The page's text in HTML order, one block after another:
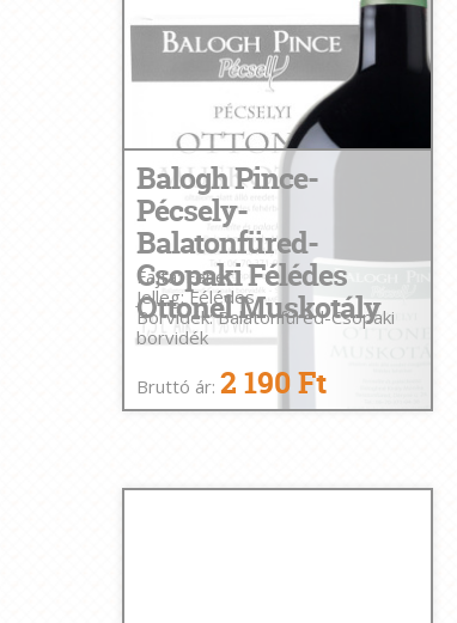
Balogh Pince-
Pécsely-
Balatonfüred-
Csopaki Félédes
Ottonel Muskotály
Fajta: Fehér
Jelleg: Félédes
Borvidék: Balatonfüred-Csopaki
borvidék
Bruttó ár: 2 190 Ft